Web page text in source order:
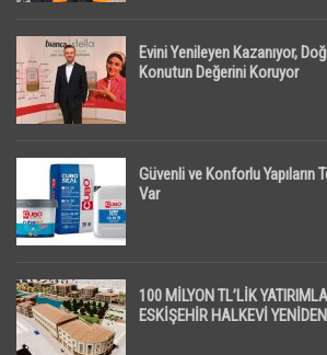
Evini Yenileyen Kazanıyor,
Konutun Değerini Koruyor
Güvenli ve Konforlu Yapıların
Var
100 MİLYON TL’LİK
ESKİŞEHİR HALKEVİ